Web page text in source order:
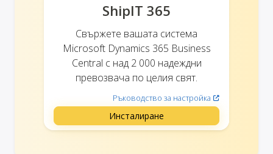
ShipIT 365
Свържете вашата система
Microsoft Dynamics 365 Business
Central с над 2 000 надеждни
превозвача по целия свят.
Ръководство за настройка
Инсталиране